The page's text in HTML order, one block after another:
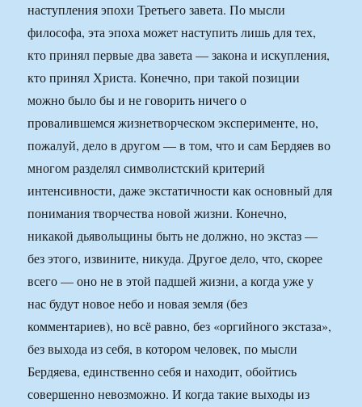
наступления эпохи Третьего завета. По мысли
философа, эта эпоха может наступить лишь для тех,
кто принял первые два завета — закона и искупления,
кто принял Христа. Конечно, при такой позиции
можно было бы и не говорить ничего о
провалившемся жизнетворческом эксперименте, но,
пожалуй, дело в другом — в том, что и сам Бердяев во
многом разделял символистский критерий
интенсивности, даже экстатичности как основный для
понимания творчества новой жизни. Конечно,
никакой дьявольщины быть не должно, но экстаз —
без этого, извините, никуда. Другое дело, что, скорее
всего — оно не в этой падшей жизни, а когда уже у
нас будут новое небо и новая земля (без
комментариев), но всё равно, без «оргийного экстаза»,
без выхода из себя, в котором человек, по мысли
Бердяева, единственно себя и находит, обойтись
совершенно невозможно. И когда такие выходы из